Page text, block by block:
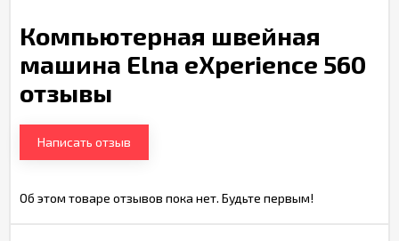
Компьютерная швейная
машина Elna eXperience 560
отзывы
Написать отзыв
Об этом товаре отзывов пока нет. Будьте первым!